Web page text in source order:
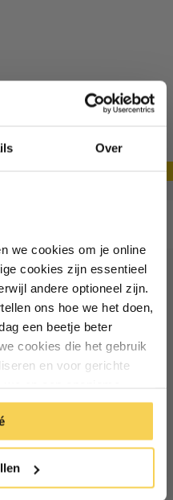
Over
we cookies om je online
cookies zijn essentieel
andere optioneel zijn.
ons hoe we het doen,
een beetje beter
cookies die het gebruik
en voor gerichte
te accepteren. Of
niet akkoord gaat met
plat
ontvang €5 welkomstkorting!
en